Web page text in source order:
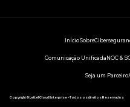
InícioSobre
Comunicação UnificadaNOC &
Seja um Parceiro
Copyright © Lettel Cloud Enterprise - Todos os direitos Reservados